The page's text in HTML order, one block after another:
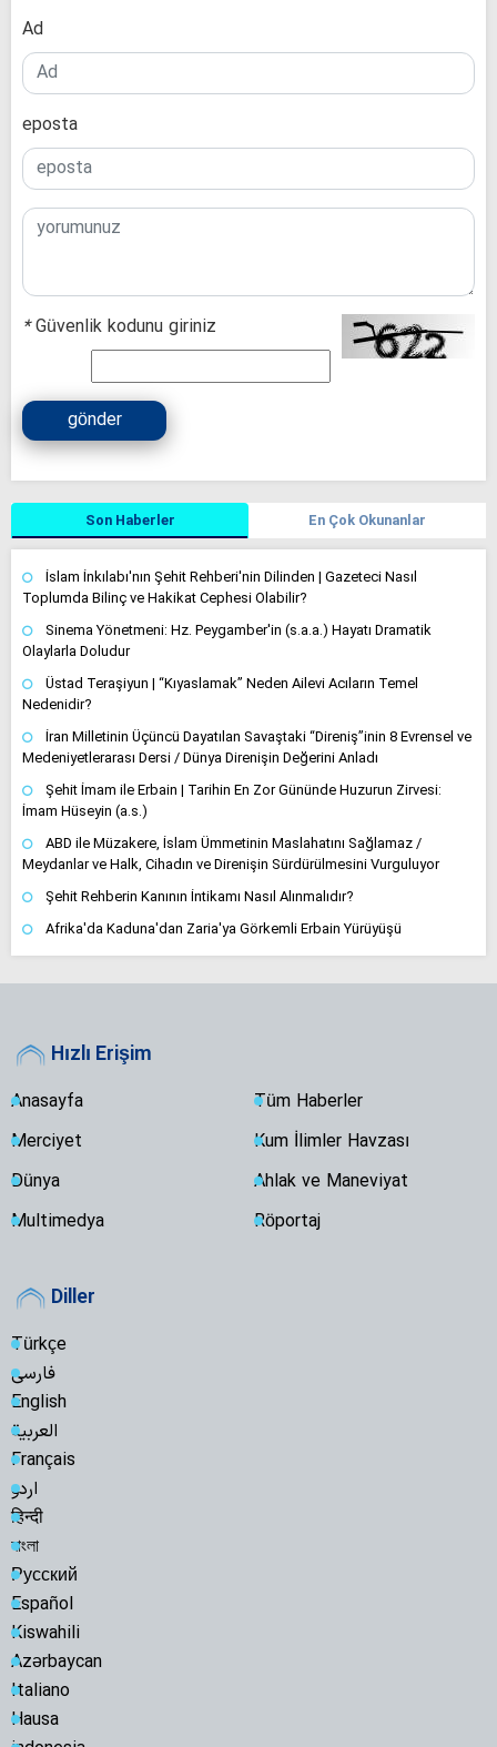
Ad
eposta
*Güvenlik kodunu giriniz
gönder
Son Haberler En Çok Okunanlar
İslam İnkılabı'nın Şehit Rehberi'nin Dilinden | Gazeteci Nasıl
Toplumda Bilinç ve Hakikat Cephesi Olabilir?
Sinema Yönetmeni: Hz. Peygamber'in (s.a.a.) Hayatı Dramatik
Olaylarla Doludur
Üstad Teraşiyun | “Kıyaslamak” Neden Ailevi Acıların Temel
Nedenidir?
İran Milletinin Üçüncü Dayatılan Savaştaki “Direniş”inin 8 Evrensel ve
Medeniyetlerarası Dersi / Dünya Direnişin Değerini Anladı
Şehit İmam ile Erbain | Tarihin En Zor Gününde Huzurun Zirvesi:
İmam Hüseyin (a.s.)
ABD ile Müzakere, İslam Ümmetinin Maslahatını Sağlamaz /
Meydanlar ve Halk, Cihadın ve Direnişin Sürdürülmesini Vurguluyor
Şehit Rehberin Kanının İntikamı Nasıl Alınmalıdır?
Afrika'da Kaduna'dan Zaria'ya Görkemli Erbain Yürüyüşü
Hızlı Erişim
Anasayfa
Tüm Haberler
Merciyet
Kum İlimler Havzası
Dünya
Ahlak ve Maneviyat
Multimedya
Röportaj
Diller
Türkçe
فارسی
English
العربية
Français
اردو
हिन्दी
বাংলা
Русский
Español
Kiswahili
Azərbaycan
Italiano
Hausa